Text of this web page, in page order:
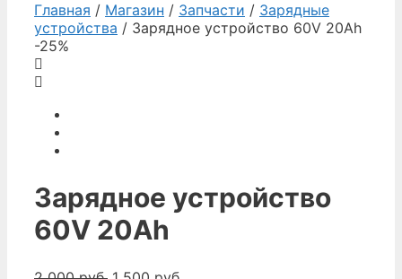
Главная / Магазин / Запчасти / Зарядные
устройства / Зарядное устройство 60V 20Ah
-25%
Зарядное устройство
60V 20Ah